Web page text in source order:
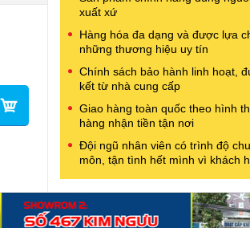
xuất xứ
Hàng hóa đa dạng và được lựa
những thương hiệu uy tín
Chính sách bảo hành linh hoạt,
kết từ nhà cung cấp
Giao hàng toàn quốc theo hình
hàng nhận tiền tận nơi
Đội ngũ nhân viên có trình độ
môn, tận tình hết mình vì khách